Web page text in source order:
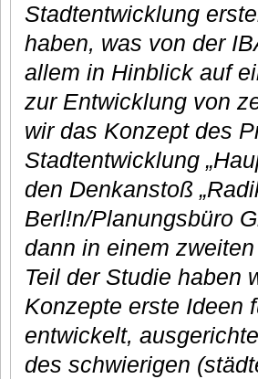
Stadtentwicklung
haben, was von der
allem in Hinblick auf
zur Entwicklung von
wir das Konzept des
Stadtentwicklung
den Denkanstoß
Berl!n/Planungsbüro
dann in einem
Teil der Studie haben
Konzepte erste Ideen
entwickelt,
des schwierigen